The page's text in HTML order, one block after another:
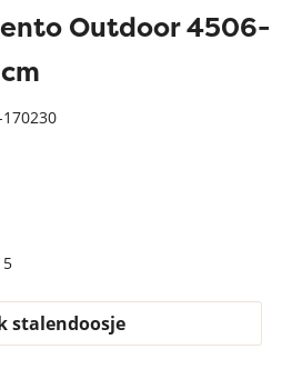
Outdoor 4506-
stalendoosje